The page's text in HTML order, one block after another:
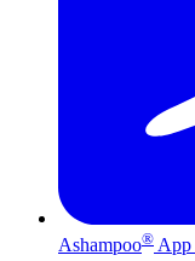
Ashampoo® App